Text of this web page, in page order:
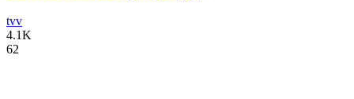
tvv
4.1K
62